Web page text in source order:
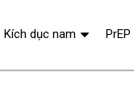
Kích dục nam PrEP